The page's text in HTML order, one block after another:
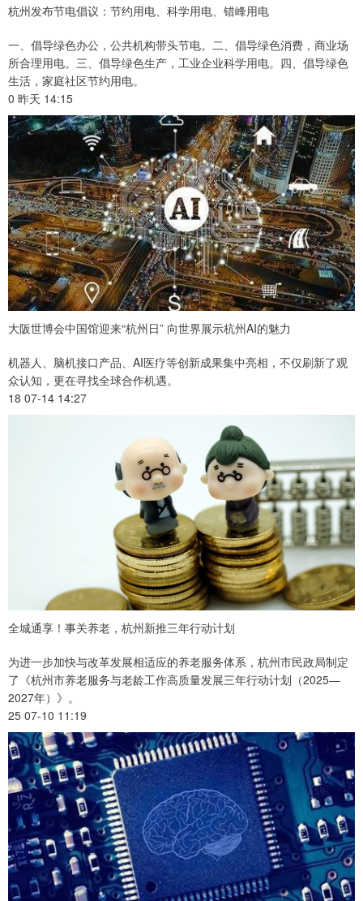
杭州发布节电倡议：节约用电、科学用电、错峰用电
一、倡导绿色办公，公共机构带头节电。二、倡导绿色消费，商业场
所合理用电。三、倡导绿色生产，工业企业科学用电。四、倡导绿色
生活，家庭社区节约用电。
0 昨天 14:15
大阪世博会中国馆迎来“杭州日” 向世界展示杭州AI的魅力
机器人、脑机接口产品、AI医疗等创新成果集中亮相，不仅刷新了观
众认知，更在寻找全球合作机遇。
18 07-14 14:27
​全城通享！事关养老，杭州新推三年行动计划
为进一步加快与改革发展相适应的养老服务体系，杭州市民政局制定
了《杭州市养老服务与老龄工作高质量发展三年行动计划（2025—
2027年）》。
25 07-10 11:19